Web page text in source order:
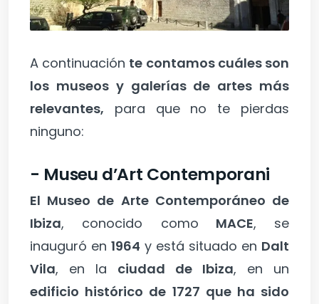
A continuación te contamos cuáles son
los museos y galerías de artes más
relevantes, para que no te pierdas
ninguno:
- Museu d’Art Contemporani
El Museo de Arte Contemporáneo de
Ibiza, conocido como MACE, se
inauguró en 1964 y está situado en Dalt
Vila, en la ciudad de Ibiza, en un
edificio histórico de 1727 que ha sido